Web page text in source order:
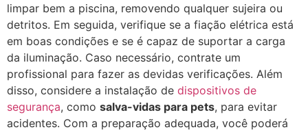
limpar bem a piscina, removendo qualquer sujeira ou
detritos. Em seguida, verifique se a fiação elétrica está
em boas condições e se é capaz de suportar a carga
da iluminação. Caso necessário, contrate um
profissional para fazer as devidas verificações. Além
disso, considere a instalação de dispositivos de
segurança, como salva-vidas para pets, para evitar
acidentes. Com a preparação adequada, você poderá